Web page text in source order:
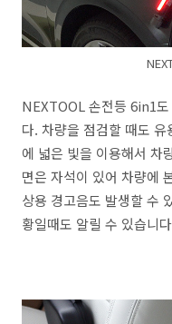
NEXTOOL 손전등 6in1
다. 차량을 점검할 때도
에 넓은 빛을 이용해서 차
면은 자석이 있어 차량에
상용 경고음도 발생할 수
황일때도 알릴 수 있습니